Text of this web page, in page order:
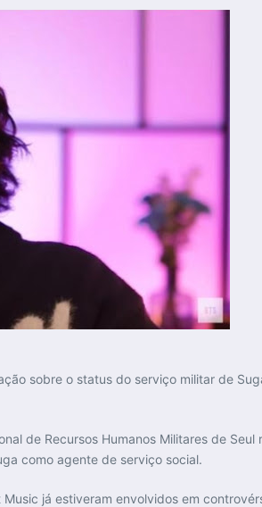
sobre o status do serviço militar de
de Recursos Humanos Militares de
como agente de serviço social.
já estiveram envolvidos em